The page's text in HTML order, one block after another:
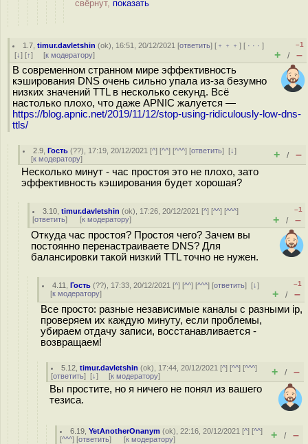
свёрнут, показать
1.7 ,timur.davletshin (ok), 16:51, 20/12/2021 [ответить] [ ﹢﹢﹢] [ · · ·]
[↓] [↑] [к модератору]
–1
+ / –
В современном странном мире эффективность
кэширования DNS очень сильно упала из-за безумно
низких значений TTL в несколько секунд. Всё
настолько плохо, что даже APNIC жалуется —
https://blog.apnic.net/2019/11/12/stop-using-ridiculously-low-dns-
ttls/
2.9 ,Гость (??), 17:19, 20/12/2021 [^] [^^] [^^^] [ответить][↓]
[к модератору] + / –
Несколько минут - час простоя это не плохо, зато
эффективность кэширования будет хорошая?
3.10 ,timur.davletshin (ok), 17:26, 20/12/2021 [^] [^^] [^^^]
[ответить] [к модератору]
–1
+ / –
Откуда час простоя? Простоя чего? Зачем вы
постоянно перенастраиваете DNS? Для
балансировки такой низкий TTL точно не нужен.
4.11 ,Гость (??), 17:33, 20/12/2021 [^] [^^] [^^^] [ответить][↓]
[к модератору]
–1
+ / –
Все просто: разные независимые каналы с разными ip,
проверяем их каждую минуту, если проблемы,
убираем отдачу записи, восстанавливается -
возвращаем!
5.12 ,timur.davletshin (ok), 17:44, 20/12/2021 [^] [^^] [^^^]
[ответить] [↓] [к модератору] + / –
Вы простите, но я ничего не понял из вашего
тезиса.
6.19 ,YetAnotherOnanym (ok), 22:16, 20/12/2021 [^] [^^]
[^^^] [ответить] [к модератору] + / –